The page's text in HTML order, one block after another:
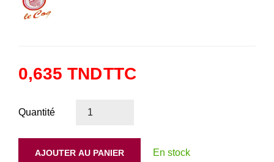
0,635 TNDTTC
Quantité
AJOUTER AU PANIER En stock